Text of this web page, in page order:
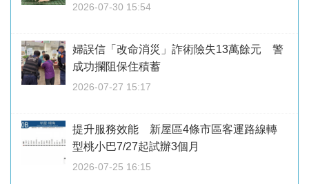
2026-07-30 15:54
婦誤信「改命消災」詐術險失13萬餘元 警
成功攔阻保住積蓄
2026-07-27 15:17
提升服務效能 新屋區4條市區客運路線轉
型桃小巴7/27起試辦3個月
2026-07-25 16:15